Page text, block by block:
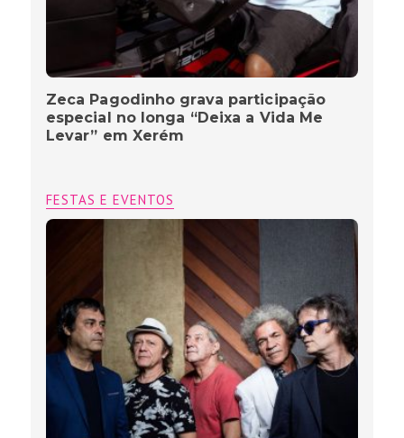
Zeca Pagodinho grava participação
especial no longa “Deixa a Vida Me
Levar” em Xerém
FESTAS E EVENTOS